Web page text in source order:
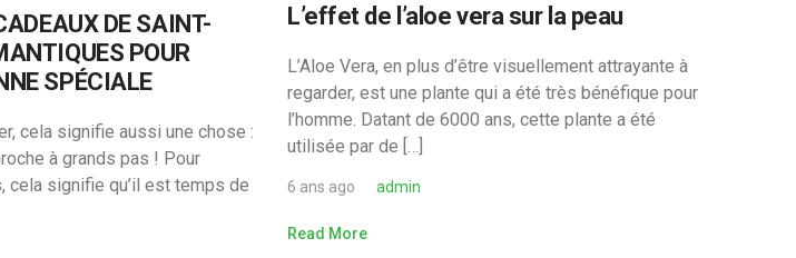
DE SAINT-
POUR
SPÉCIALE
cela signifie aussi une chose :
à grands pas ! Pour
cela signifie qu’il est temps de
L’effet de l’aloe vera sur la peau
L’Aloe Vera, en plus d’être visuellement attrayante à
regarder, est une plante qui a été très bénéfique pour
l’homme. Datant de 6000 ans, cette plante a été
utilisée par de […]
6 ans ago admin
Read More